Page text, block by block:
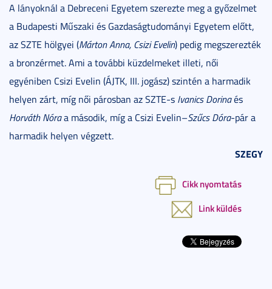
A lányoknál a Debreceni Egyetem szerezte meg a győzelmet
a Budapesti Műszaki és Gazdaságtudományi Egyetem előtt,
az SZTE hölgyei (Márton Anna, Csizi Evelin) pedig megszerezték
a bronzérmet. Ami a további küzdelmeket illeti, női
egyéniben Csizi Evelin (ÁJTK, III. jogász) szintén a harmadik
helyen zárt, míg női párosban az SZTE-s Ivanics Dorinaés
Horváth Nóraa második, míg a Csizi Evelin–Szűcs Dóra-pár a
harmadik helyen végzett.
SZEGY
Cikk nyomtatás
Link küldés